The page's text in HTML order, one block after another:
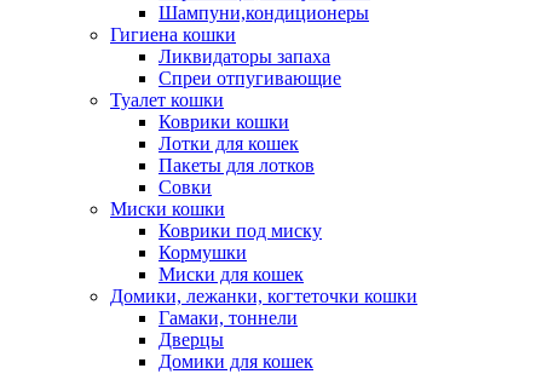
Шампуни,кондиционеры
Гигиена кошки
Ликвидаторы запаха
Спреи отпугивающие
Туалет кошки
Коврики кошки
Лотки для кошек
Пакеты для лотков
Совки
Миски кошки
Коврики под миску
Кормушки
Миски для кошек
Домики, лежанки, когтеточки кошки
Гамаки, тоннели
Дверцы
Домики для кошек